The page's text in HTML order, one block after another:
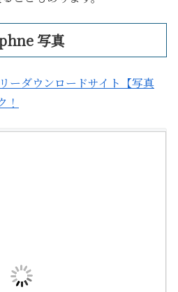
写真
ーダウンロードサイト【写真
！